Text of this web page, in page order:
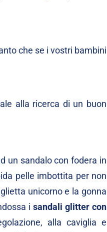
che se i vostri bambini
alla ricerca di un buon
un sandalo con fodera in
pelle imbottita per non
unicorno e la gonna
isandali glitter con
alla caviglia e